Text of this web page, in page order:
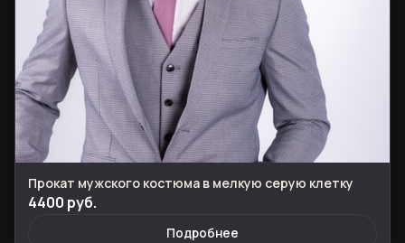
Прокат мужского костюма в мелкую серую клетку
4400 руб.
Подробнее